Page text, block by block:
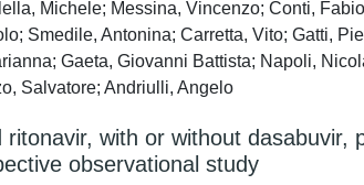
Michele; Messina, Vincenzo; Conti,
Smedile, Antonina; Carretta, Vito; Gatti,
Gaeta, Giovanni Battista; Napoli,
Salvatore; Andriulli, Angelo
with or without
observational study